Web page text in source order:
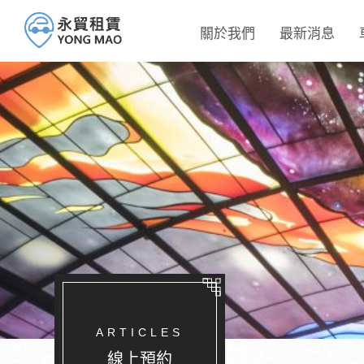
關於我們 最新消息
ARTICLES
線上預約